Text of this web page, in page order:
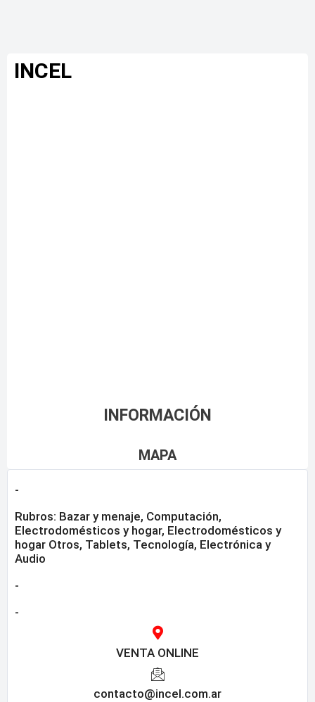
INCEL
INFORMACIÓN
MAPA
-
Rubros: Bazar y menaje, Computación,
Electrodomésticos y hogar, Electrodomésticos y
hogar Otros, Tablets, Tecnología, Electrónica y
Audio
-
-
VENTA ONLINE
contacto@incel.com.ar